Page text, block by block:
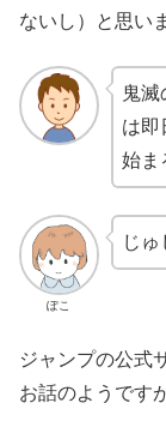
ないし）と思い
鬼滅
は即
始ま
ぽこ
じゅ
ジャンプの公式
お話のようです